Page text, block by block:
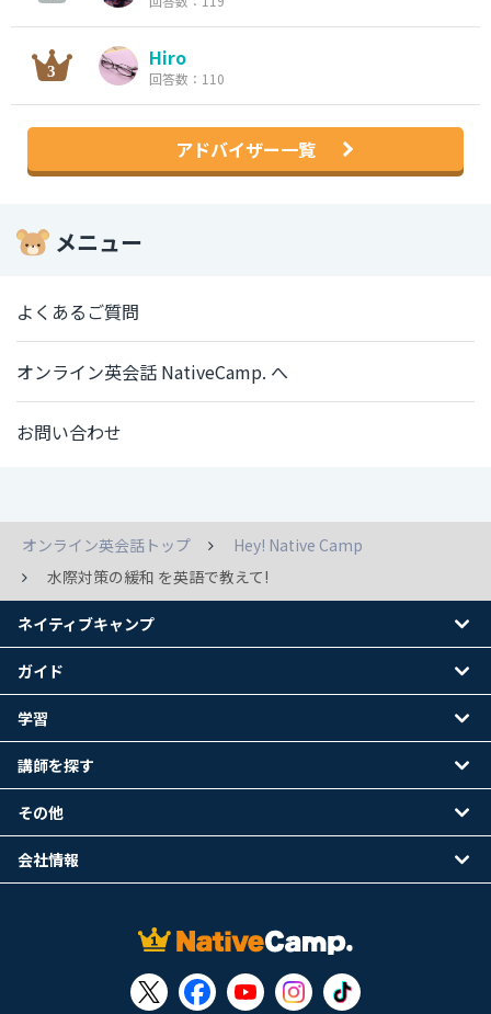
Hiro
回答数：110
アドバイザー一覧
メニュー
よくあるご質問
オンライン英会話 NativeCamp. へ
お問い合わせ
オンライン英会話トップ
Hey! Native Camp
水際対策の緩和 を英語で教えて!
ネイティブキャンプ
ガイド
学習
講師を探す
その他
会社情報